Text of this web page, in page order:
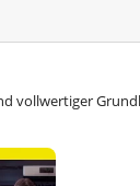
vollwertiger